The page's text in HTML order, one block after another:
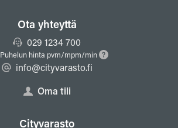
Ota yhteyttä
029 1234 700
Puhelun hinta pvm/mpm/min
info@cityvarasto.fi
Oma tili
Cityvarasto